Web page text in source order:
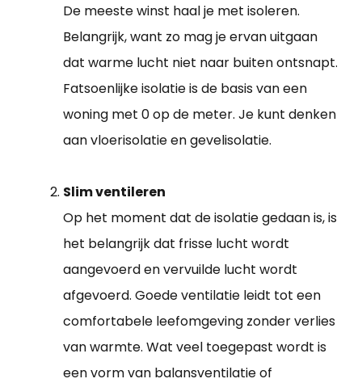
De meeste winst haal je met isoleren.
Belangrijk, want zo mag je ervan uitgaan
dat warme lucht niet naar buiten ontsnapt.
Fatsoenlijke isolatie is de basis van een
woning met 0 op de meter. Je kunt denken
aan vloerisolatie en gevelisolatie.
Slim ventileren
Op het moment dat de isolatie gedaan is, is
het belangrijk dat frisse lucht wordt
aangevoerd en vervuilde lucht wordt
afgevoerd. Goede ventilatie leidt tot een
comfortabele leefomgeving zonder verlies
van warmte. Wat veel toegepast wordt is
een vorm van balansventilatie of